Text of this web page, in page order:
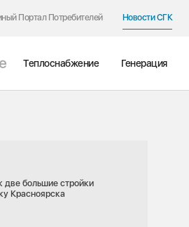
Портал Потребителей Новости СГК
Теплоснабжение Генерация
две большие стройки
Красноярска